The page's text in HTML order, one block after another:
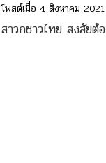
โพสต์เมื่อ 4 สิงหาคม
สาวกชาวไทย สงสั